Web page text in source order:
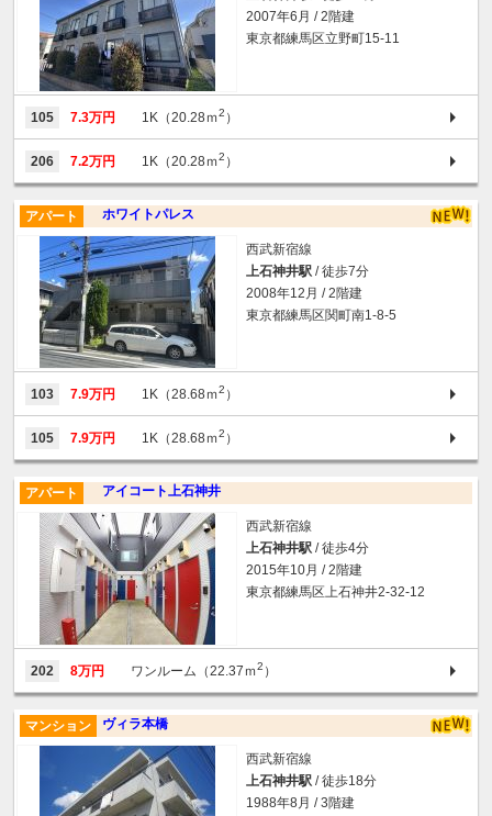
2007年6月 / 2階建
東京都練馬区立野町15-11
105 7.3万円 1K（20.28ｍ2 ）
206 7.2万円 1K（20.28ｍ2 ）
ホワイトパレス
アパート
西武新宿線
上石神井駅 / 徒歩7分
2008年12月 / 2階建
東京都練馬区関町南1-8-5
103 7.9万円 1K（28.68ｍ2 ）
105 7.9万円 1K（28.68ｍ2 ）
アイコート上石神井
アパート
西武新宿線
上石神井駅 / 徒歩4分
2015年10月 / 2階建
東京都練馬区上石神井2-32-12
202 8万円 ワンルーム（22.37ｍ2 ）
ヴィラ本橋
マンション
西武新宿線
上石神井駅 / 徒歩18分
1988年8月 / 3階建